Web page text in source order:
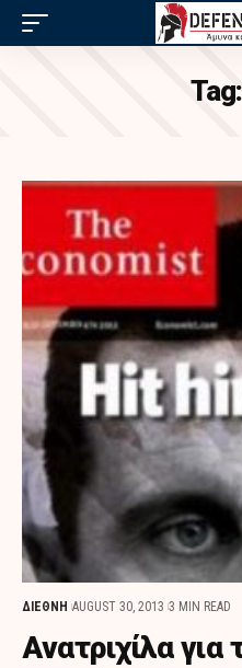
Tag:
ΔΙΕΘΝΗ AUGUST 30, 2013 3 MIN READ
Ανατριχίλα